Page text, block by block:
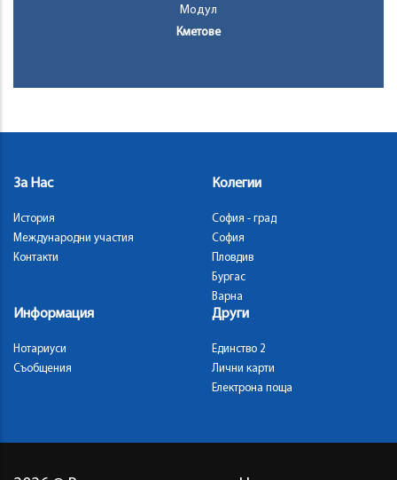
Модул
Кметове
За Нас
История
Международни участия
Контакти
Колегии
София - град
София
Пловдив
Бургас
Варна
Информация
Нотариуси
Съобщения
Други
Единство 2
Лични карти
Електрона поща